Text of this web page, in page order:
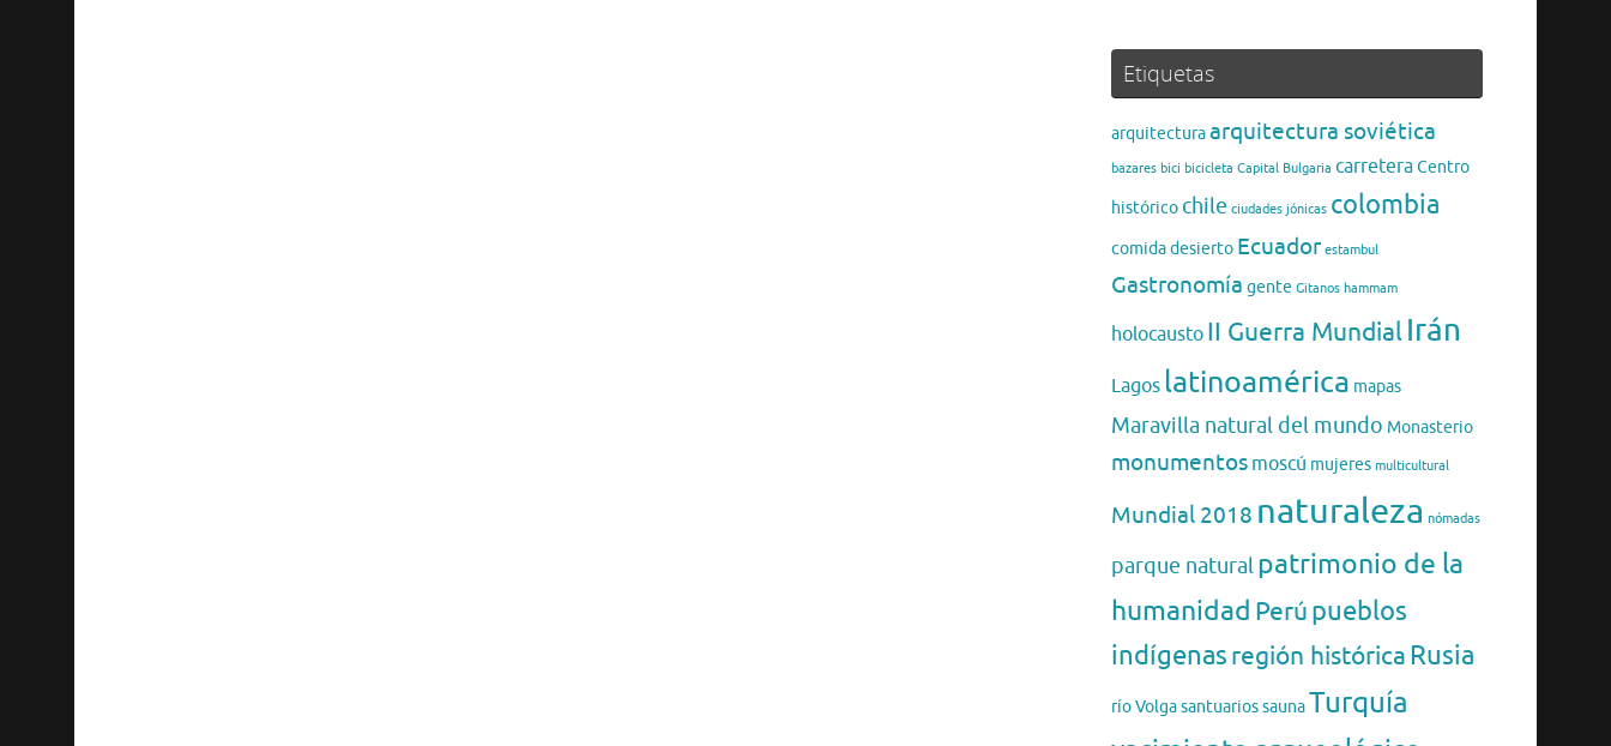
Etiquetas
arquitecturaarquitectura soviética
bazares bici bicicleta Capital Bulgaria carreteraCentro
histórico chile ciudades jónicas colombia
comidadesierto Ecuador estambul
Gastronomía gente Gitanos hammam
holocausto II Guerra MundialIrán
Lagos latinoamérica mapas
Maravilla natural del mundo Monasterio
monumentos moscú mujeres multicultural
Mundial 2018 naturaleza nómadas
parque naturalpatrimonio de la
humanidad Perúpueblos
indígenasregión históricaRusia
río VolgasantuariossaunaTurquía